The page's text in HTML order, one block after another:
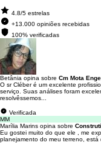
4.8/5 estrelas
+13.000 opiniões recebidas
100% verificadas
Betânia opina sobre Cm Mota
O sr Cléber é um excelente
serviço. Suas análises foram
resolvêssemos...
Verificada
MM
Marília Marins opina sobre
Eu gostei muito do que ele , me
planejamento do meu terreno, está